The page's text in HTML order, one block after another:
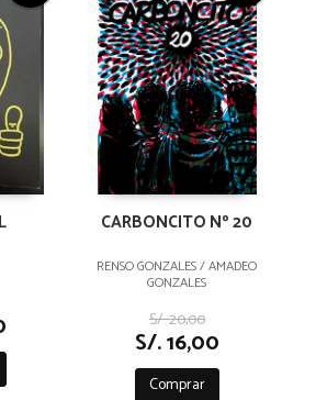
CARBONCITO Nº 20
RENSO GONZALES / AMADEO
GONZALES
S/. 20,00
S/. 16,00
Comprar